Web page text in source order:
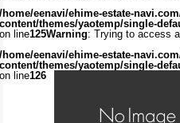
home/eenavi/ehime-estate-
themes/yaotemp/single-
line125Warning: Trying to access
home/eenavi/ehime-estate-
themes/yaotemp/single-
line126